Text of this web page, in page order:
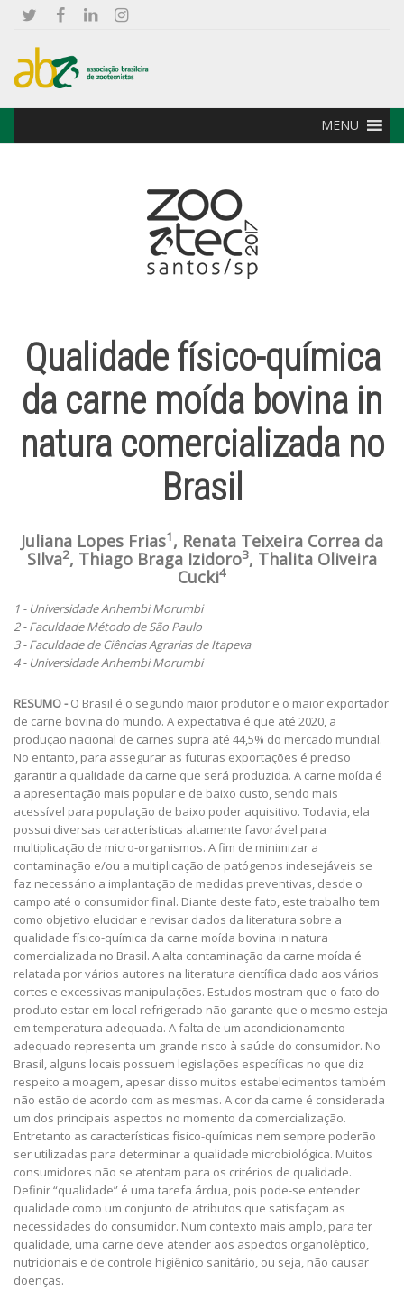
MENU
Qualidade físico-química
da carne moída bovina in
natura comercializada no
Brasil
Juliana Lopes Frias1, Renata Teixeira Correa da
SIlva2, Thiago Braga Izidoro3, Thalita Oliveira
Cucki4
1 - Universidade Anhembi Morumbi
2 - Faculdade Método de São Paulo
3 - Faculdade de Ciências Agrarias de Itapeva
4 - Universidade Anhembi Morumbi
RESUMO -O Brasil é o segundo maior produtor e o maior exportador
de carne bovina do mundo. A expectativa é que até 2020, a
produção nacional de carnes supra até 44,5% do mercado mundial.
No entanto, para assegurar as futuras exportações é preciso
garantir a qualidade da carne que será produzida. A carne moída é
a apresentação mais popular e de baixo custo, sendo mais
acessível para população de baixo poder aquisitivo. Todavia, ela
possui diversas características altamente favorável para
multiplicação de micro-organismos. A fim de minimizar a
contaminação e/ou a multiplicação de patógenos indesejáveis se
faz necessário a implantação de medidas preventivas, desde o
campo até o consumidor final. Diante deste fato, este trabalho tem
como objetivo elucidar e revisar dados da literatura sobre a
qualidade físico-química da carne moída bovina in natura
comercializada no Brasil. A alta contaminação da carne moída é
relatada por vários autores na literatura científica dado aos vários
cortes e excessivas manipulações. Estudos mostram que o fato do
produto estar em local refrigerado não garante que o mesmo esteja
em temperatura adequada. A falta de um acondicionamento
adequado representa um grande risco à saúde do consumidor. No
Brasil, alguns locais possuem legislações específicas no que diz
respeito a moagem, apesar disso muitos estabelecimentos também
não estão de acordo com as mesmas. A cor da carne é considerada
um dos principais aspectos no momento da comercialização.
Entretanto as características físico-químicas nem sempre poderão
ser utilizadas para determinar a qualidade microbiológica. Muitos
consumidores não se atentam para os critérios de qualidade.
Definir “qualidade” é uma tarefa árdua, pois pode-se entender
qualidade como um conjunto de atributos que satisfaçam as
necessidades do consumidor. Num contexto mais amplo, para ter
qualidade, uma carne deve atender aos aspectos organoléptico,
nutricionais e de controle higiênico sanitário, ou seja, não causar
doenças.